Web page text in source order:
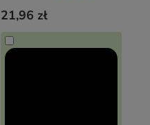
21,96 zł